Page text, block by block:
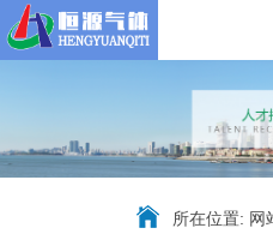
所在位置: 网